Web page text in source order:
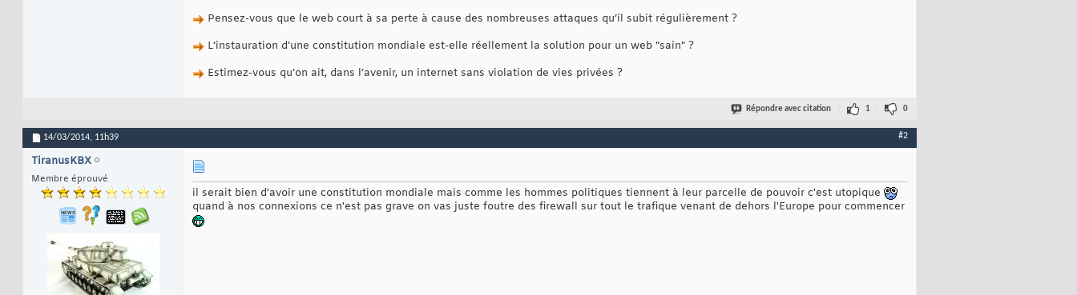
Pensez-vous que le web court à sa perte à cause des nombreuses attaques qu’il subit régulièrement ?
L’instauration d’une constitution mondiale est-elle réellement la solution pour un web "sain" ?
Estimez-vous qu’on ait, dans l’avenir, un internet sans violation de vies privées ?
Répondre avec citation 1 0
14/03/2014, 11h39 #2
TiranusKBX
Membre éprouvé
il serait bien d'avoir une constitution mondiale mais comme les hommes politiques tiennent à leur parcelle de pouvoir c'est utopique
quand à nos connexions ce n'est pas grave on vas juste foutre des firewall sur tout le trafique venant de dehors l'Europe pour commencer